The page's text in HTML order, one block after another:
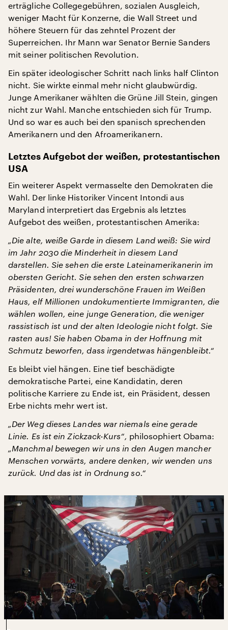
erträgliche Collegegebühren, sozialen Ausgleich,
weniger Macht für Konzerne, die Wall Street und
höhere Steuern für das zehntel Prozent der
Superreichen. Ihr Mann war Senator Bernie Sanders
mit seiner politischen Revolution.
Ein später ideologischer Schritt nach links half Clinton
nicht. Sie wirkte einmal mehr nicht glaubwürdig.
Junge Amerikaner wählten die Grüne Jill Stein, gingen
nicht zur Wahl. Manche entschieden sich für Trump.
Und so war es auch bei den spanisch sprechenden
Amerikanern und den Afroamerikanern.
Letztes Aufgebot der weißen, protestantischen
USA
Ein weiterer Aspekt vermasselte den Demokraten die
Wahl. Der linke Historiker Vincent Intondi aus
Maryland interpretiert das Ergebnis als letztes
Aufgebot des weißen, protestantischen Amerika:
„Die alte, weiße Garde in diesem Land weiß: Sie wird
im Jahr 2030 die Minderheit in diesem Land
darstellen. Sie sehen die erste Lateinamerikanerin im
obersten Gericht. Sie sehen den ersten schwarzen
Präsidenten, drei wunderschöne Frauen im Weißen
Haus, elf Millionen undokumentierte Immigranten, die
wählen wollen, eine junge Generation, die weniger
rassistisch ist und der alten Ideologie nicht folgt. Sie
rasten aus! Sie haben Obama in der Hoffnung mit
Schmutz beworfen, dass irgendetwas hängenbleibt.“
Es bleibt viel hängen. Eine tief beschädigte
demokratische Partei, eine Kandidatin, deren
politische Karriere zu Ende ist, ein Präsident, dessen
Erbe nichts mehr wert ist.
„Der Weg dieses Landes war niemals eine gerade
Linie. Es ist ein Zickzack-Kurs“, philosophiert Obama:
„Manchmal bewegen wir uns in den Augen mancher
Menschen vorwärts, andere denken, wir wenden uns
zurück. Und das ist in Ordnung so.“